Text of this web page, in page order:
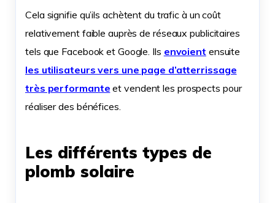
Cela signifie qu’ils achètent du trafic à un coût
relativement faible auprès de réseaux publicitaires
tels que Facebook et Google. Ils envoient ensuite
les utilisateurs vers une page d’atterrissage
très performante et vendent les prospects pour
réaliser des bénéfices.
Les différents types de
plomb solaire